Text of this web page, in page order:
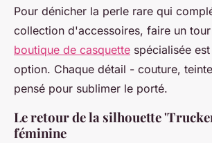
Pour dénicher la perle rare qui
collection d'accessoires, faire un
boutique de casquette spécialisée
option. Chaque détail - couture,
pensé pour sublimer le porté.
Le retour de la silhouette
féminine